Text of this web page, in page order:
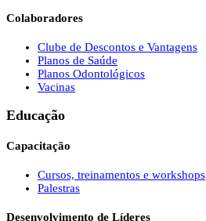
Colaboradores
Clube de Descontos e Vantagens
Planos de Saúde
Planos Odontológicos
Vacinas
Educação
Capacitação
Cursos, treinamentos e workshops
Palestras
Desenvolvimento de Líderes